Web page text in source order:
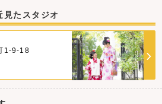
見たスタジオ
1-9-18